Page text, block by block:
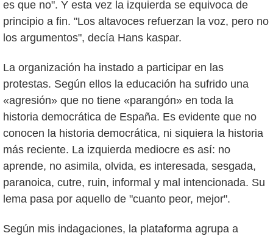
es que no". Y esta vez la izquierda se equivoca de
principio a fin. "Los altavoces refuerzan la voz, pero no
los argumentos", decía Hans kaspar.
La organización ha instado a participar en las
protestas. Según ellos la educación ha sufrido una
«agresión» que no tiene «parangón» en toda la
historia democrática de España. Es evidente que no
conocen la historia democrática, ni siquiera la historia
más reciente. La izquierda mediocre es así: no
aprende, no asimila, olvida, es interesada, sesgada,
paranoica, cutre, ruin, informal y mal intencionada. Su
lema pasa por aquello de "cuanto peor, mejor".
Según mis indagaciones, la plataforma agrupa a